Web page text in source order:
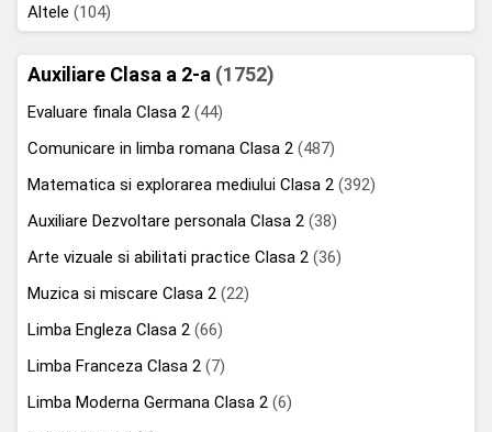
Altele (104)
Auxiliare Clasa a 2-a (1752)
Evaluare finala Clasa 2 (44)
Comunicare in limba romana Clasa 2 (487)
Matematica si explorarea mediului Clasa 2 (392)
Auxiliare Dezvoltare personala Clasa 2 (38)
Arte vizuale si abilitati practice Clasa 2 (36)
Muzica si miscare Clasa 2 (22)
Limba Engleza Clasa 2 (66)
Limba Franceza Clasa 2 (7)
Limba Moderna Germana Clasa 2 (6)